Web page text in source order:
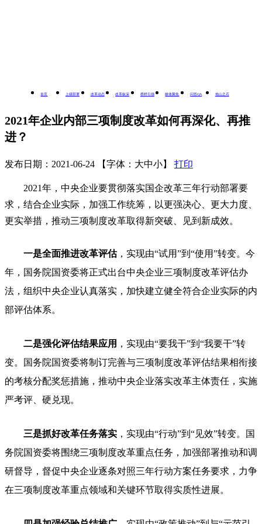
首页 上级部署 改革动态 改革纵深 榜样引领 媒体聚焦 问答QA 他山之石
2021年企业内部三项制度改革如何再深化、再推
进？
发布日期：2021-06-24 【字体： 大中小】 打印
2021年，中央企业要贯彻落实国企改革三年行动部署要
求，结合企业实际，加强工作统筹，以更强决心、更大力度、
更实举措，推动三项制度改革取得新突破、见到新成效。
一是全面推进改革评估，实现由“试用”到“使用”转变。今
年，国务院国资委将正式出台中央企业三项制度改革评估办
法，组织中央企业认真落实，加快建立健全符合企业实际的内
部评估体系。
二是强化评估结果应用 ，实现由“要我干”到“我要干”转
变。国务院国资委将制订完善与三项制度改革评估结果相衔接
的考核分配奖惩措施，推动中央企业落实改革主体责任，实施
严考评、硬兑现。
三是抓好改革任务落实 ，实现由“行动”到“见效”转变。国
务院国资委将围绕三项制度改革重点任务，加强部署推动和调
研督导，督促中央企业逐条对照三年行动方案任务要求，力争
在三项制度改革重点领域和关键环节取得实质性进展。